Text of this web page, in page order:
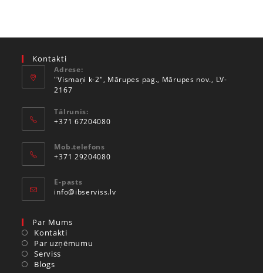
Kontakti
Adrese:
"Vismaņi k-2", Mārupes pag., Mārupes nov., LV-
2167
Tālrunis:
+371 67204080
Mob.telefons
+371 29204080
E-pasts
info@ibserviss.lv
Par Mums
Kontakti
Par uzņēmumu
Serviss
Blogs